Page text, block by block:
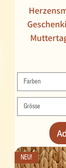
NEU!